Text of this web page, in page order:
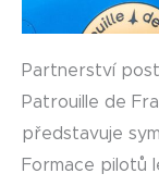
Partnerství
Patrouille de
představuje
Formace pilotů